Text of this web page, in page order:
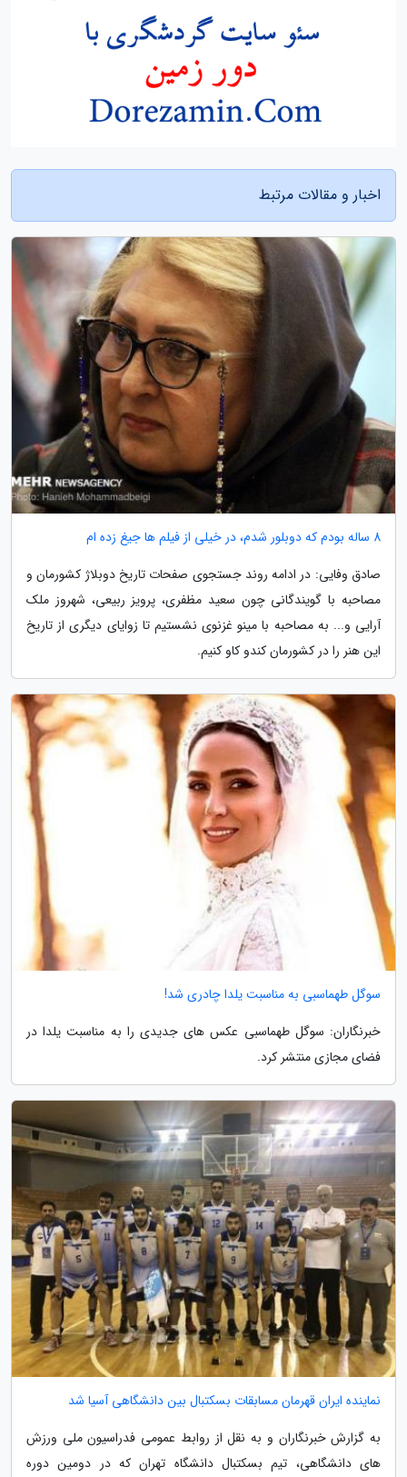
اخبار و مقالات مرتبط
8 ساله بودم که دوبلور شدم، در خیلی از فیلم ها جیغ زده ام
صادق وفایی: در ادامه روند جستجوی صفحات تاریخ دوبلاژ کشورمان و
مصاحبه با گویندگانی چون سعید مظفری، پرویز ربیعی، شهروز ملک
آرایی و... به مصاحبه با مینو غزنوی نشستیم تا زوایای دیگری از تاریخ
این هنر را در کشورمان کندو کاو کنیم.
سوگل طهماسبی به مناسبت یلدا چادری شد!
خبرنگاران: سوگل طهماسبی عکس های جدیدی را به مناسبت یلدا در
فضای مجازی منتشر کرد.
نماینده ایران قهرمان مسابقات بسکتبال بین دانشگاهی آسیا شد
به گزارش خبرنگاران و به نقل از روابط عمومی فدراسیون ملی ورزش
های دانشگاهی، تیم بسکتبال دانشگاه تهران که در دومین دوره